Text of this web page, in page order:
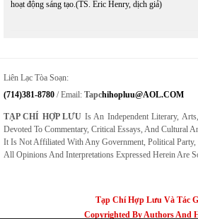
hoạt động sáng tạo.(TS. Eric Henry, dịch giả)
Liên Lạc Tòa Soạn:
(714)381-8780 / Email: TapcHihopluu@AOL.COM
TẠP CHÍ HỢP LƯU Is An Independent Literary,
Devoted To Commentary, Critical Essays, And Cultural
It Is Not Affiliated With Any Government, Political Party,
All Opinions And Interpretations Expressed Herein Are
Tạp Chí Hợp Lưu Và Tác
Copyrighted By Authors And